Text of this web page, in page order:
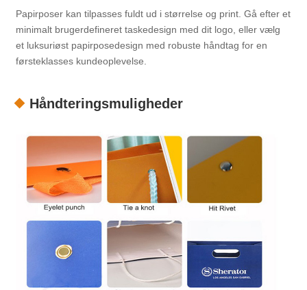
Papirposer kan tilpasses fuldt ud i størrelse og print. Gå efter et
minimalt brugerdefineret taskedesign med dit logo, eller vælg
et luksuriøst papirposedesign med robuste håndtag for en
førsteklasses kundeoplevelse.
Håndteringsmuligheder